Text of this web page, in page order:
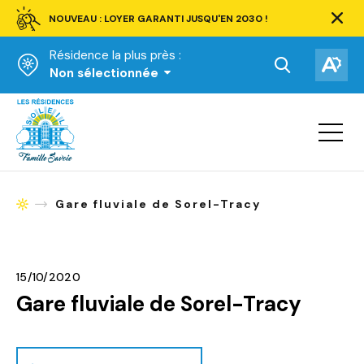
NOUVEAU : LOYER GARANTI JUSQU'EN 2030 !
barre
Résidence la plus près :
Non sélectionnée
Ouvrir
la
recherche.
la
Accueil
Ouvrir
la
AccueilGare fluviale de Sorel-Tracy
15/10/2020
Gare fluviale de Sorel-Tracy